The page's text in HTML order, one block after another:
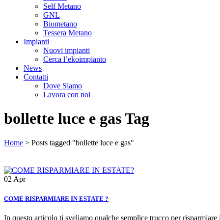
Self Metano
GNL
Biometano
Tessera Metano
Impianti
Nuovi impianti
Cerca l’ekoimpianto
News
Contatti
Dove Siamo
Lavora con noi
bollette luce e gas Tag
Home > Posts tagged "bollette luce e gas"
02Apr
COME RISPARMIARE IN ESTATE ?
In questo articolo ti sveliamo qualche semplice trucco per